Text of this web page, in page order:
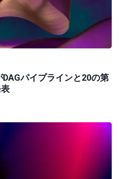
パイプラインと20の第